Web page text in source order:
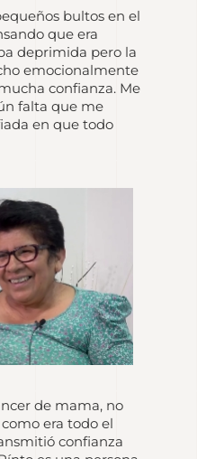
bultos en el
que era
deprimida pero la
emocionalmente
confianza. Me
falta que me
en que todo
de mama, no
era todo el
confianza